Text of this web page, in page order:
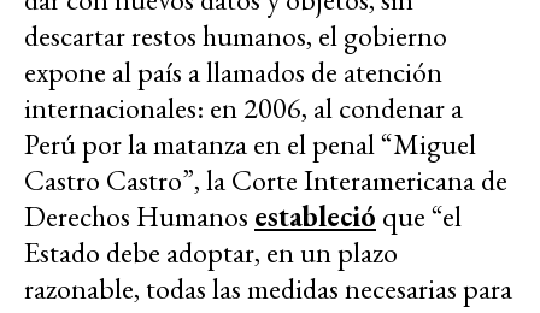
descartar restos humanos, el gobierno
expone al país a llamados de atención
internacionales: en 2006, al condenar a
Perú por la matanza en el penal “Miguel
Castro Castro”, la Corte Interamericana de
Derechos Humanos estableció que “el
Estado debe adoptar, en un plazo
razonable, todas las medidas necesarias para